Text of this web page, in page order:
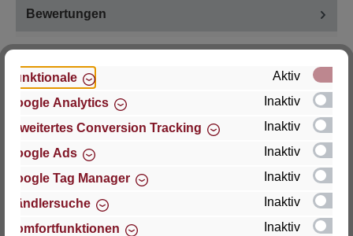
Bewertungen
Hersteller
Für Fragen zu Produkt, Produktsicherheit oder
technische Unterstützung wenden Sie sich bitte an:
Thomas GmbH + Co. Sitz- und Liegemöbel KG
"Lattoflex"
Funktionale
Aktiv
Google Analytics
Inaktiv
Erweitertes Conversion Tracking
Inaktiv
Google Ads
Inaktiv
Google Tag Manager
Inaktiv
Händlersuche
Inaktiv
Komfortfunktionen
Inaktiv